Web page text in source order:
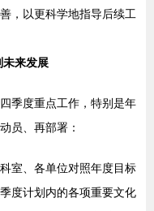
，以更科学地指导后续工
未来发展
季度重点工作，特别是年
员、再部署：
科室、各单位对照年度目标
度计划内的各项重要文化